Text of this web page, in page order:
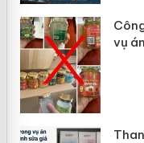
tìm bị hại trong
bán yến sào giả
hại trong vụ án